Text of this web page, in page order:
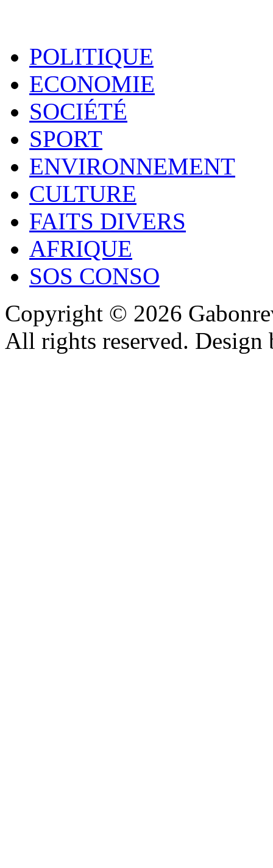
POLITIQUE
ECONOMIE
SOCIÉTÉ
SPORT
ENVIRONNEMENT
CULTURE
FAITS DIVERS
AFRIQUE
SOS CONSO
Copyright © 2026
All rights reserved.